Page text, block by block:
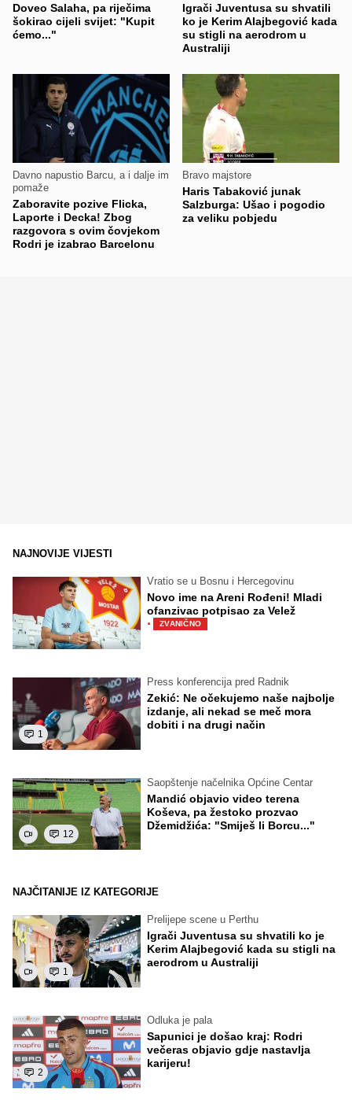
Doveo Salaha, pa riječima
šokirao cijeli svijet: "Kupit
ćemo..."
Igrači Juventusa su shvatili
ko je Kerim Alajbegović kada
su stigli na aerodrom u
Australiji
Davno napustio Barcu, a i dalje im
pomaže
Zaboravite pozive Flicka,
Laporte i Decka! Zbog
razgovora s ovim čovjekom
Rodri je izabrao Barcelonu
Bravo majstore
Haris Tabaković junak
Salzburga: Ušao i pogodio
za veliku pobjedu
NAJNOVIJE VIJESTI
Vratio se u Bosnu i Hercegovinu
Novo ime na Areni Rođeni! Mladi
ofanzivac potpisao za Velež
· ZVANIČNO
1
Press konferencija pred Radnik
Zekić: Ne očekujemo naše najbolje
izdanje, ali nekad se meč mora
dobiti i na drugi način
12
Saopštenje načelnika Općine Centar
Mandić objavio video terena
Koševa, pa žestoko prozvao
Džemidžića: "Smiješ li Borcu..."
NAJČITANIJE IZ KATEGORIJE
1
Prelijepe scene u Perthu
Igrači Juventusa su shvatili ko je
Kerim Alajbegović kada su stigli na
aerodrom u Australiji
2
Odluka je pala
Sapunici je došao kraj: Rodri
večeras objavio gdje nastavlja
karijeru!